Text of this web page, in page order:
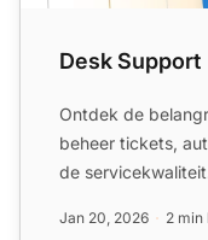
Desk Support
Ontdek de
beheer tickets,
de
Jan 20, 2026 2 min